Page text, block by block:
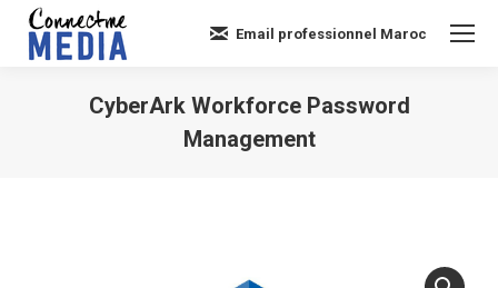
Email professionnel Maroc
CyberArk Workforce Password
Management